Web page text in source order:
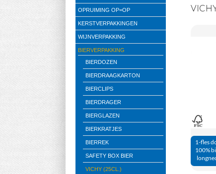
1-fles
100%
OPRUIMING OP=OP
KERSTVERPAKKINGEN
WIJNVERPAKKING
BIERVERPAKKING
BIERDOZEN
BIERDRAAGKARTON
BIERCLIPS
BIERDRAGER
BIERGLAZEN
BIERKRATJES
BIERREK
SAFETY BOX BIER
VICHY (25CL.)